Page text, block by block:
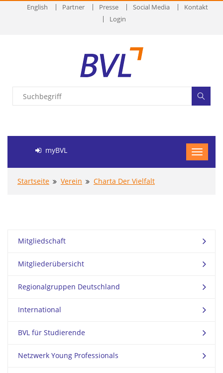
English Partner Presse Social Media
Kontakt
Login
myBVL
Startseite Verein Charta Der Vielfalt
Mitgliedschaft
Mitgliederübersicht
Regionalgruppen Deutschland
International
BVL für Studierende
Netzwerk Young Professionals